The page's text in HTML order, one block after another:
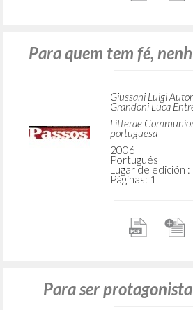
Para quem tem fé,
Giussani Luigi Autor
Grandoni Luca
Litterae
portuguesa
2006
Portugués
Lugar de edición :
Páginas: 1
Para ser